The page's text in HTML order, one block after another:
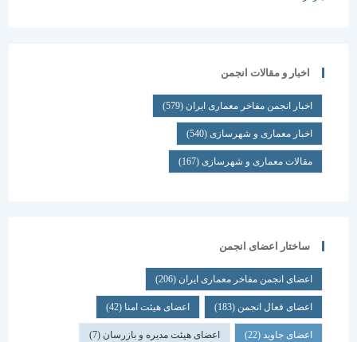
اخبار و مقالات انجمن
اخبار انجمن مفاخر معماری ایران (579)
اخبار معماری و شهرسازی(540)
مقالات معماری و شهرسازی(167)
ساختار اعضای انجمن
اعضای انجمن مفاخر معماری ایران (206)
اعضای فعال انجمن(183) اعضای هیئت امنا(42)
اعضای جاوید(22) اعضای هیئت مدیره و بازرسان(7)